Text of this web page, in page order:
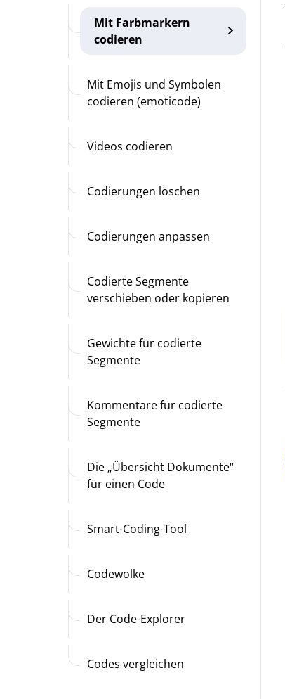
Mit Farbmarkern
codieren
Mit Emojis und Symbolen
codieren (emoticode)
Videos codieren
Codierungen löschen
Codierungen anpassen
Codierte Segmente
verschieben oder kopieren
Gewichte für codierte
Segmente
Kommentare für codierte
Segmente
Die „Übersicht Dokumente“
für einen Code
Smart-Coding-Tool
Codewolke
Der Code-Explorer
Codes vergleichen